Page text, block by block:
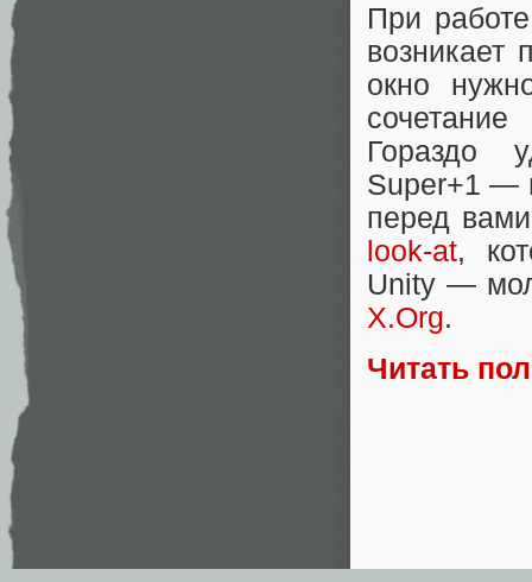
При
возникает
окно
Гораздо
Super+1 —
перед
look-at,
Unity —
X.Org.
Читать